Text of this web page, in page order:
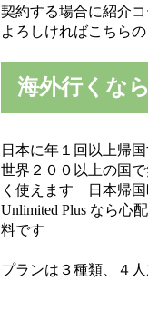
契約する場合に紹介
よろしければこちら
海外行くな
日本に年１回以上帰
世界２００以上の国
く使えます 日本帰国
Unlimited Plus なら心
料です
プランは３種類、４